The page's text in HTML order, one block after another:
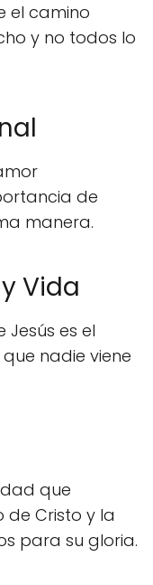
el camino
y no todos lo
de
manera.
Vida
es el
nadie viene
que
Cristo y la
para su gloria.